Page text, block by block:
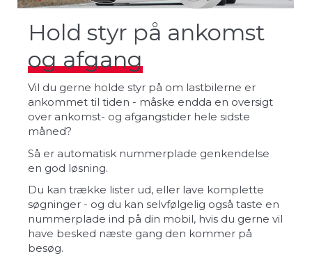
Hold styr på ankomst
og afgang
Vil du gerne holde styr på om lastbilerne er
ankommet til tiden - måske endda en oversigt
over ankomst- og afgangstider hele sidste
måned?
Så er automatisk nummerplade genkendelse
en god løsning.
Du kan trække lister ud, eller lave komplette
søgninger - og du kan selvfølgelig også taste en
nummerplade ind på din mobil, hvis du gerne vil
have besked næste gang den kommer på
besøg.